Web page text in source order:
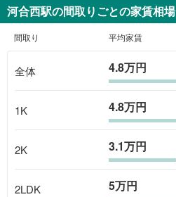
河合西駅の間取りごとの家賃相場
間取り 平均家賃
全体 4.8万円
1K 4.8万円
2K 3.1万円
2LDK 5万円